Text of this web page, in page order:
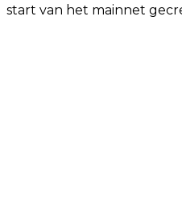
start van het mainnet